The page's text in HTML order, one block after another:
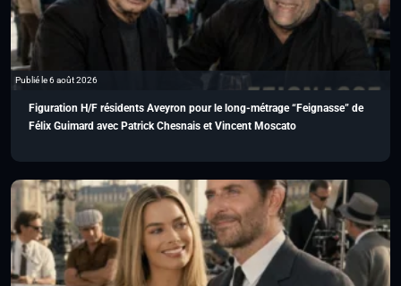
Publié le 6 août 2026
Figuration H/F résidents Aveyron pour le long-métrage “Feignasse” de
Félix Guimard avec Patrick Chesnais et Vincent Moscato